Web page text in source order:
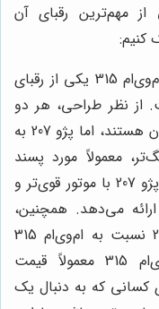
207 با برخی از مهم‌ترین رقبای آن
کنیم:
ام‌وی‌ام 315 یکی از رقبای
است. از نظر طراحی، هر دو
خودرو دارای ظاهری جذاب و مدرن هستند، اما پژو 207 به
معمولاً مورد پسند
جوانان قرار می‌گیرد. از نظر فنی، پژو 207 با موتور قوی‌تر و
می‌دهد. همچنین،
کیفیت ساخت و قطعات پژو 207 نسبت به ام‌وی‌ام 315
بالاتر است. با این حال، ام‌وی‌ام 315 معمولاً قیمت
کسانی که به دنبال یک